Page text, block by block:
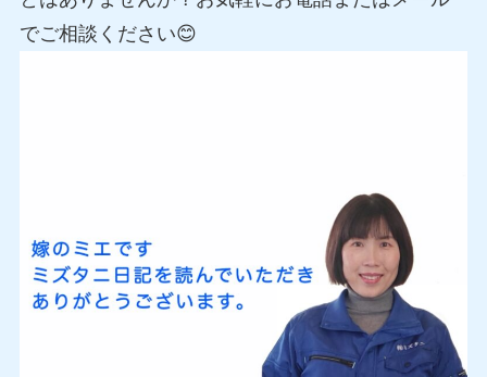
でご相談ください😊